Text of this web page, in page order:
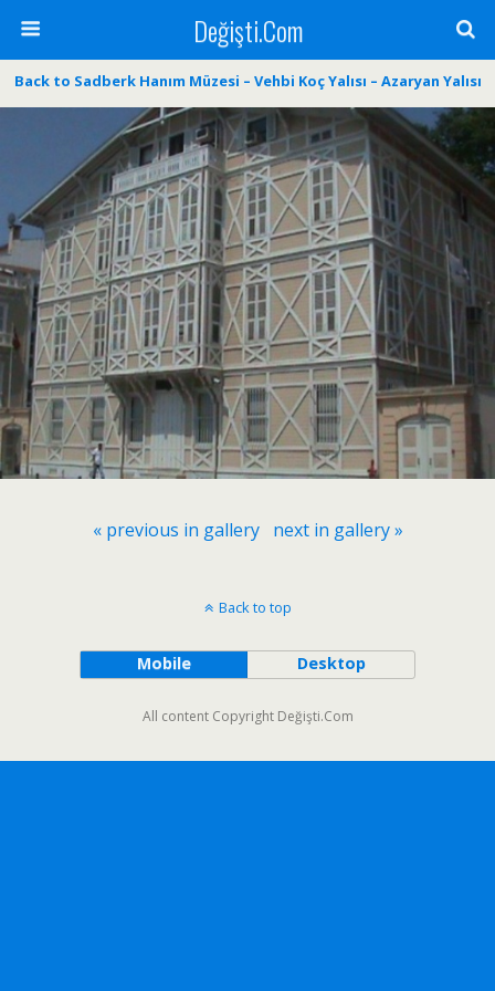
Değişti.Com
Back to Sadberk Hanım Müzesi – Vehbi Koç Yalısı – Azaryan Yalısı
« previous in gallery next in gallery »
Back to top
Mobile Desktop
All content Copyright Değişti.Com